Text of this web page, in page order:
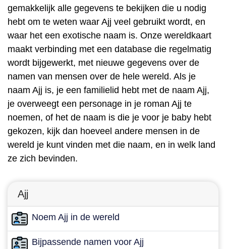
gemakkelijk alle gegevens te bekijken die u nodig
hebt om te weten waar Ajj veel gebruikt wordt, en
waar het een exotische naam is. Onze wereldkaart
maakt verbinding met een database die regelmatig
wordt bijgewerkt, met nieuwe gegevens over de
namen van mensen over de hele wereld. Als je
naam Ajj is, je een familielid hebt met de naam Ajj,
je overweegt een personage in je roman Ajj te
noemen, of het de naam is die je voor je baby hebt
gekozen, kijk dan hoeveel andere mensen in de
wereld je kunt vinden met die naam, en in welk land
ze zich bevinden.
Ajj
Noem Ajj in de wereld
Bijpassende namen voor Ajj